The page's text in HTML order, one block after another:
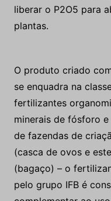
liberar o P2O5 para
plantas.
O produto criado
se enquadra na
fertilizantes
minerais de fósforo
de fazendas de
(casca de ovos e
(bagaço) – o
pelo grupo IFB é